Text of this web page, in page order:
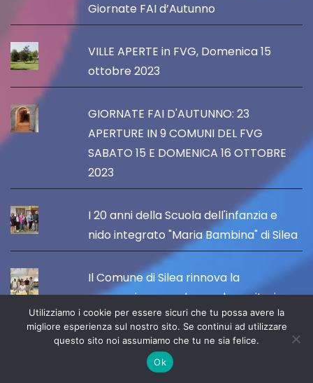
Giornate FAI d’Autunno
VILLE APERTE in FVG, Domenica 15
ottobre 2023
GIORNATE FAI D'AUTUNNO: 23
APERTURE IN 9 COMUNI DEL FVG
SABATO 15 E DOMENICA 16 OTTOBRE
2023
I 20 anni della Scuola dell'infanzia e
nido integrato "Maria Bambina" di Silea
Il Comune di Silea rinnova la
convenzione con le scuole paritarie,
con un contributo annuo di 105 mila
euro
Utilizziamo i cookie per essere sicuri che tu possa avere la
migliore esperienza sul nostro sito. Se continui ad utilizzare
questo sito noi assumiamo che tu ne sia felice.
Ok